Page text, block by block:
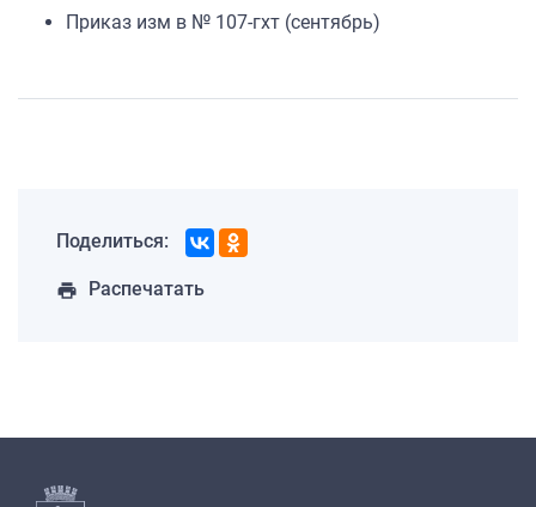
Приказ изм в № 107-гхт (сентябрь)
Поделиться:
print Распечатать